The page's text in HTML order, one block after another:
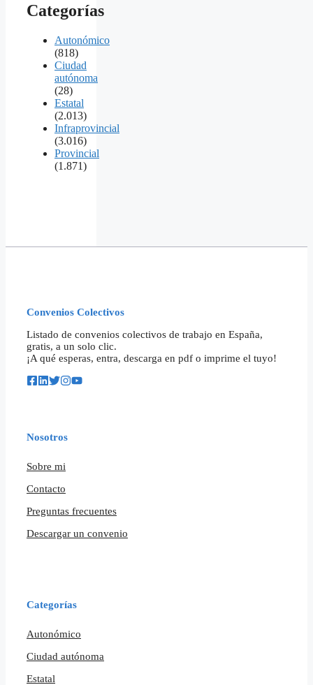
Categorías
Autonómico
(818)
Ciudad
autónoma
(28)
Estatal
(2.013)
Infraprovincial
(3.016)
Provincial
(1.871)
Convenios Colectivos
Listado de convenios colectivos de trabajo en España,
gratis, a un solo clic.
¡A qué esperas, entra, descarga en pdf o imprime el tuyo!
Nosotros
Sobre mi
Contacto
Preguntas frecuentes
Descargar un convenio
Categorías
Autonómico
Ciudad autónoma
Estatal